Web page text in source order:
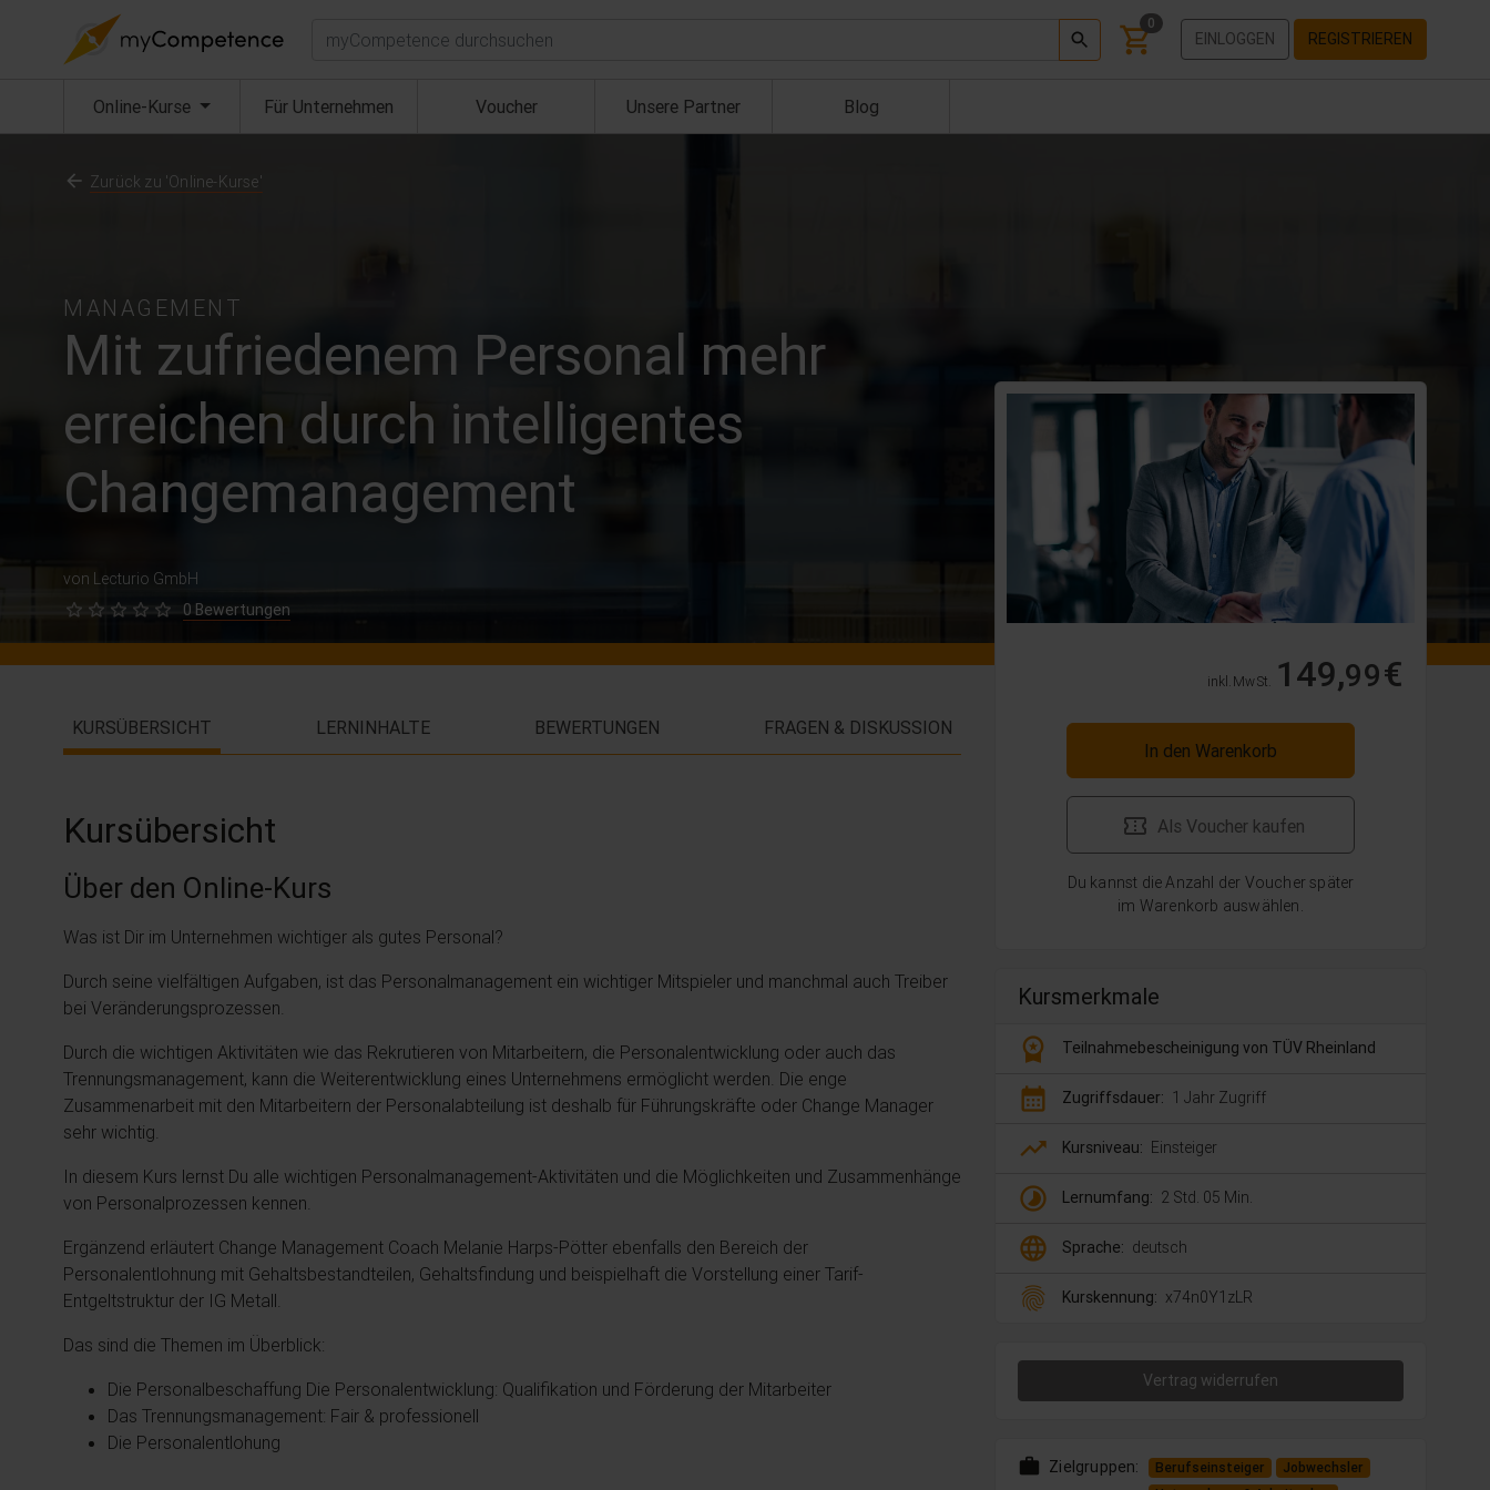
Suchen 0
EINLOGGEN REGISTRIEREN
Online-Kurse (aktuell) Für Unternehmen Voucher Unsere Partner Blog
MANAGEMENT
Mit zufriedenem Personal mehr
erreichen durch intelligentes
Changemanagement
von Lecturio GmbH
0 Bewertungen
Zurück zu 'Online-Kurse'
inkl. MwSt. 149,99€
In den Warenkorb
Als Voucher kaufen
Du kannst die Anzahl der Voucher später
im Warenkorb auswählen.
Kursmerkmale
workspace_premium Teilnahmebescheinigung von TÜV Rheinland
calendar_month Zugriffsdauer: 1 Jahr Zugriff
trending_up Kursniveau: Einsteiger
timelapse Lernumfang: 2 Std. 05 Min.
language Sprache: deutsch
fingerprint Kurskennung: x74n0Y1zLR
Vertrag widerrufen
work Zielgruppen: Berufseinsteiger
Jobwechsler
KURSÜBERSICHT LERNINHALTE BEWERTUNGEN FRAGEN & DISKUSSION
Kursübersicht
Über den Online-Kurs
Was ist Dir im Unternehmen wichtiger als gutes Personal?
Durch seine vielfältigen Aufgaben, ist das Personalmanagement ein wichtiger Mitspieler und manchmal auch Treiber
bei Veränderungsprozessen.
Durch die wichtigen Aktivitäten wie das Rekrutieren von Mitarbeitern, die Personalentwicklung oder auch das
Trennungsmanagement, kann die Weiterentwicklung eines Unternehmens ermöglicht werden. Die enge
Zusammenarbeit mit den Mitarbeitern der Personalabteilung ist deshalb für Führungskräfte oder Change Manager
sehr wichtig.
In diesem Kurs lernst Du alle wichtigen Personalmanagement-Aktivitäten und die Möglichkeiten und Zusammenhänge
von Personalprozessen kennen.
Ergänzend erläutert Change Management Coach Melanie Harps-Pötter ebenfalls den Bereich der
Personalentlohnung mit Gehaltsbestandteilen, Gehaltsfindung und beispielhaft die Vorstellung einer Tarif-
Entgeltstruktur der IG Metall.
Das sind die Themen im Überblick:
Die Personalbeschaffung Die Personalentwicklung: Qualifikation und Förderung der Mitarbeiter
Das Trennungsmanagement: Fair & professionell
Die Personalentlohung